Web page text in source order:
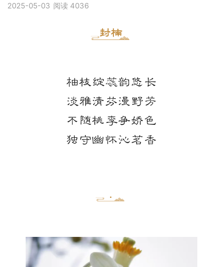
2025-05-03 阅读 4036
封楠
柚枝绽蕊韵悠长
‍淡雅清芬漫野芳
‍不随桃李争娇色
‍独守幽怀沁茗香
.